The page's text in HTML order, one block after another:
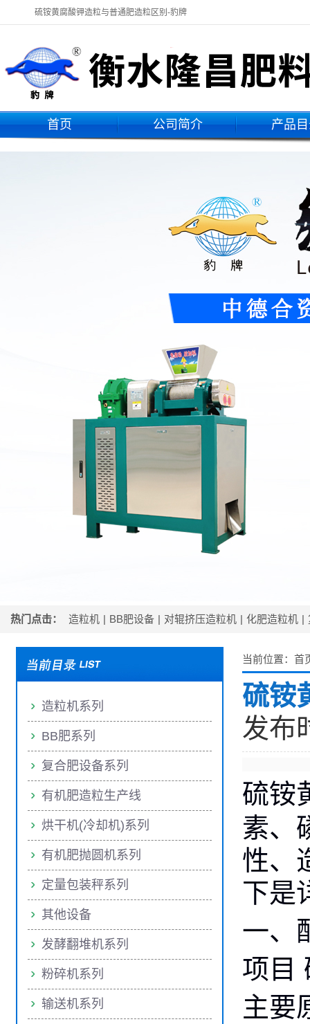
硫铵黄腐酸钾造粒与普通肥造粒区别-豹牌
首页 公司简介 产品
热门点击： 造粒机 | BB肥设备 | 对辊挤压造粒机 | 化肥造粒机 |
当前位置： 首
硫铵
发布
硫铵
素、
性、
下是
一、
项目
主要
造粒机系列
BB肥系列
复合肥设备系列
有机肥造粒生产线
烘干机(冷却机)系列
有机肥抛圆机系列
定量包装秤系列
其他设备
发酵翻堆机系列
粉碎机系列
输送机系列